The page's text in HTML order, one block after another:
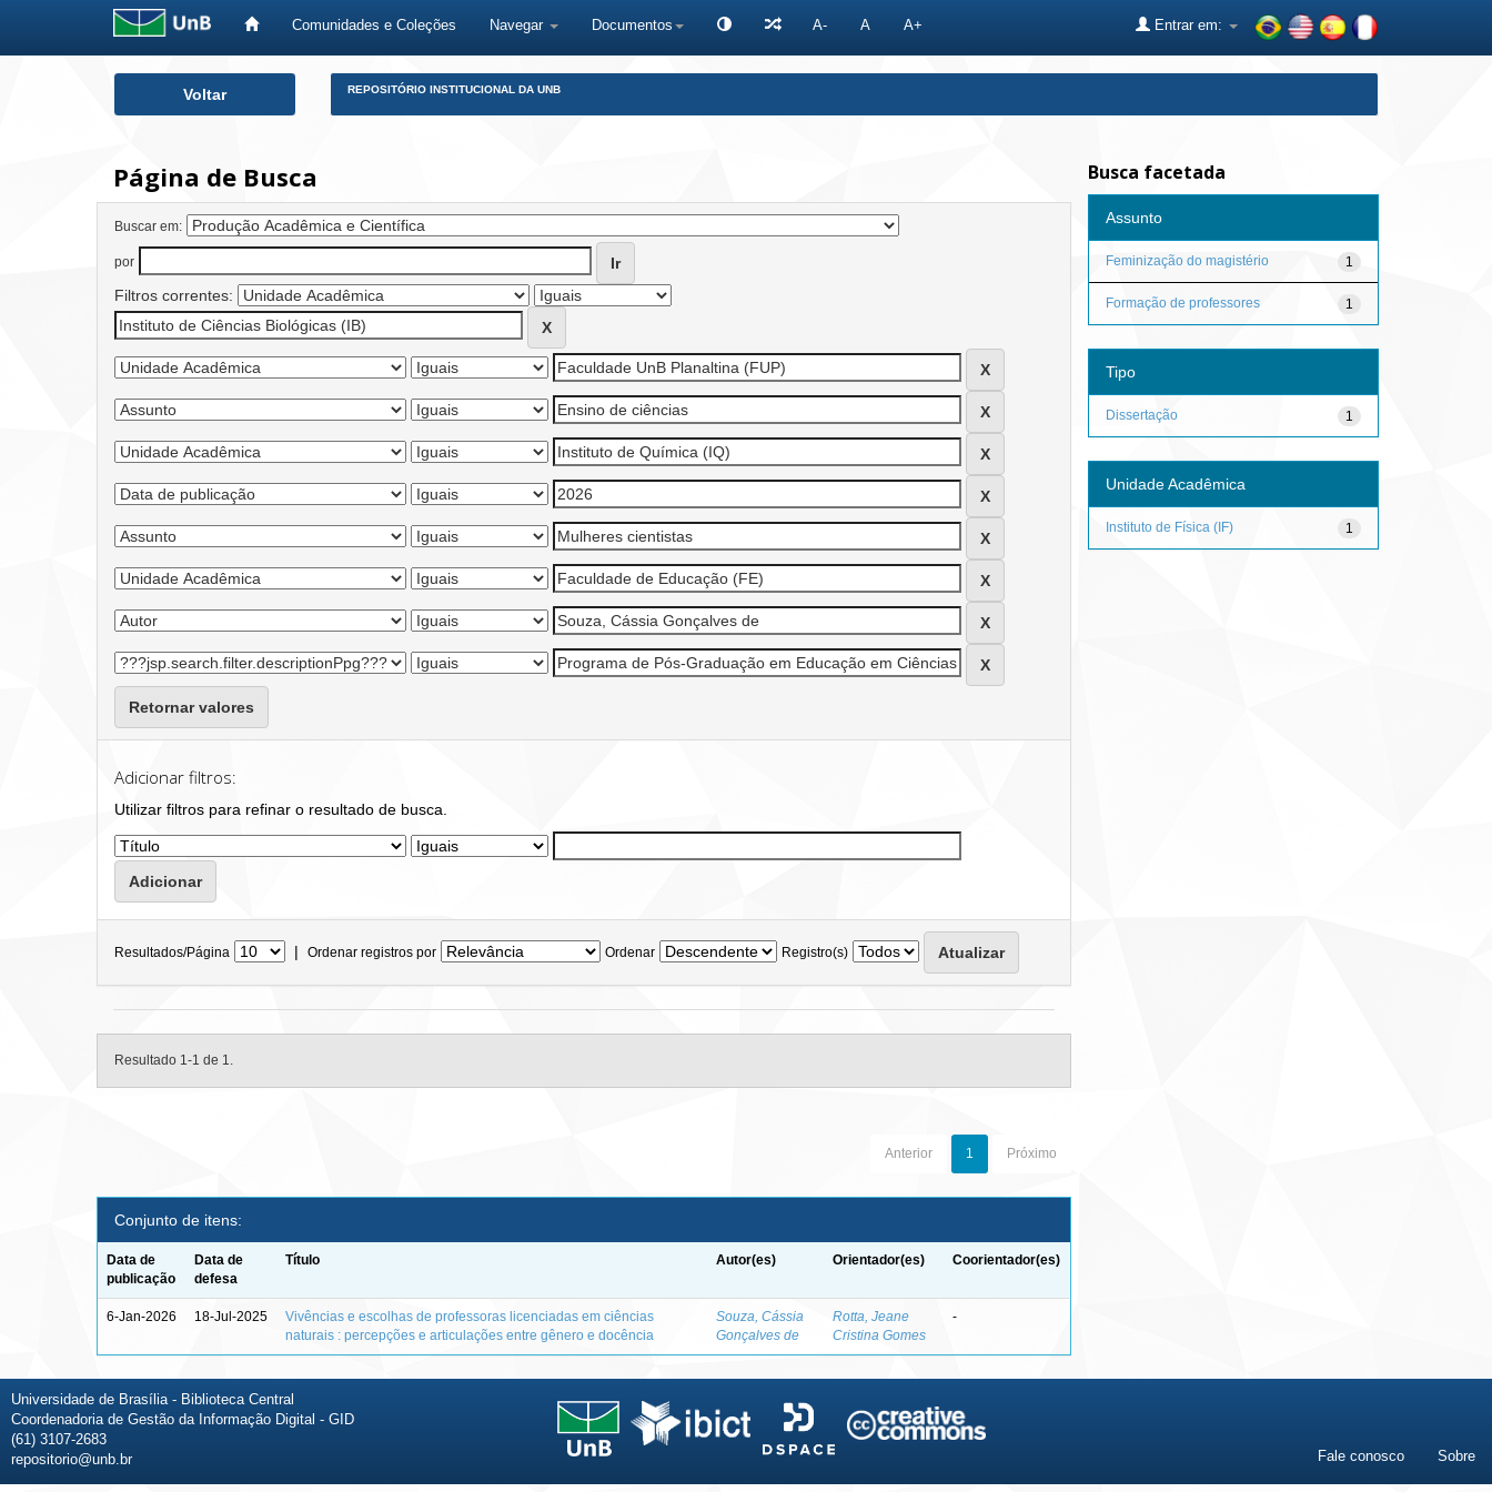
Comunidades e Coleções Navegar Documentos A- A A+ Entrar em:
Voltar REPOSITÓRIO INSTITUCIONAL DA UNB
Página de Busca
Buscar em:
por
Filtros correntes:
Retornar valores
Adicionar filtros:
Utilizar filtros para refinar o resultado de busca.
Resultados/Página | Ordenar registros por Ordenar Registro(s)
Resultado 1-1 de 1.
Anterior 1 Próximo
Conjunto de itens:
Data de
publicação
Data de
defesa
Título Autor(es) Orientador(es) Coorientador(es)
6-Jan-2026 18-Jul-2025
Vivências e escolhas de professoras licenciadas em ciências
naturais : percepções e articulações entre gênero e docência
Souza, Cássia
Gonçalves de
Rotta, Jeane
Cristina Gomes
-
Busca facetada
Assunto
1
Feminização do magistério
1
Formação de professores
Tipo
1
Dissertação
Unidade Acadêmica
1
Instituto de Física (IF)
Universidade de Brasília - Biblioteca Central
Coordenadoria de Gestão da Informação Digital - GID
(61) 3107-2683
repositorio@unb.br
Fale conosco Sobre